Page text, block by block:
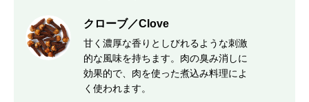
クローブ／Clove
甘く濃厚な香りとしびれるような刺激
的な風味を持ちます。肉の臭み消しに
効果的で、肉を使った煮込み料理によ
く使われます。